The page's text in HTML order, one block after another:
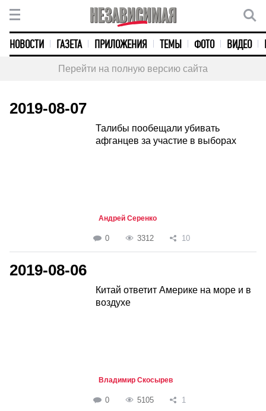
НОВОСТИ ГАЗЕТА ПРИЛОЖЕНИЯ ТЕМЫ ФОТО ВИДЕО
Перейти на полную версию сайта
2019-08-07
Талибы пообещали убивать
афганцев за участие в выборах
Андрей Серенко
0 3312 10
2019-08-06
Китай ответит Америке на море и в
воздухе
Владимир Скосырев
0 5105 1